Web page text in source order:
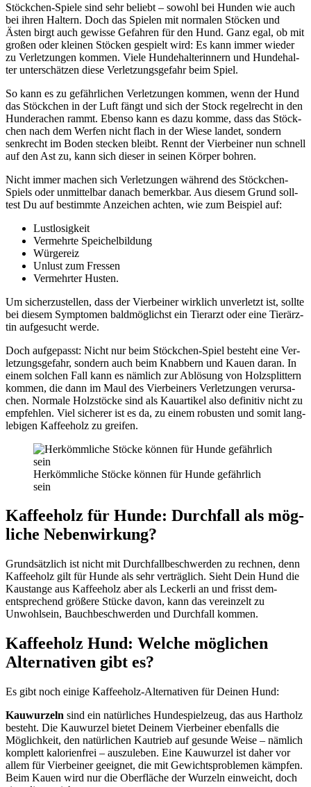
Stöck­chen-Spie­le sind sehr beliebt – sowohl bei Hun­den wie auch
bei ihren Hal­tern. Doch das Spie­len mit nor­ma­len Stö­cken und
Ästen birgt auch gewis­se Gefah­ren für den Hund. Ganz egal, ob mit
gro­ßen oder klei­nen Stö­cken gespielt wird: Es kann immer wie­der
zu Ver­let­zun­gen kom­men. Vie­le Hun­de­halt­erin­nern und Hun­de­hal­
ter unter­schät­zen die­se Ver­let­zungs­ge­fahr beim Spiel.
So kann es zu gefähr­li­chen Ver­let­zun­gen kom­men, wenn der Hund
das Stöck­chen in der Luft fängt und sich der Stock regel­recht in den
Hun­der­a­chen rammt. Eben­so kann es dazu kom­me, dass das Stöck­
chen nach dem Wer­fen nicht flach in der Wie­se lan­det, son­dern
senk­recht im Boden ste­cken bleibt. Rennt der Vier­bei­ner nun schnell
auf den Ast zu, kann sich die­ser in sei­nen Kör­per boh­ren.
Nicht immer machen sich Ver­let­zun­gen wäh­rend des Stöck­chen-
Spiels oder unmit­tel­bar danach bemerk­bar. Aus die­sem Grund soll­
test Du auf bestimm­te Anzei­chen ach­ten, wie zum Bei­spiel auf:
Lust­lo­sig­keit
Ver­mehr­te Spei­chel­bil­dung
Wür­ge­reiz
Unlust zum Fres­sen
Ver­mehr­ter Hus­ten.
Um sicher­zu­stel­len, dass der Vier­bei­ner wirk­lich unver­letzt ist, soll­te
bei die­sem Sym­pto­men bald­mög­lichst ein Tier­arzt oder eine Tier­ärz­
tin auf­ge­sucht wer­de.
Doch auf­ge­passt: Nicht nur beim Stöck­chen-Spiel besteht eine Ver­
let­zungs­ge­fahr, son­dern auch beim Knab­bern und Kau­en dar­an. In
einem sol­chen Fall kann es näm­lich zur Ablö­sung von Holz­split­tern
kom­men, die dann im Maul des Vier­bei­ners Ver­let­zun­gen ver­ur­sa­
chen. Nor­ma­le Holz­stö­cke sind als Kau­ar­ti­kel also defi­ni­tiv nicht zu
emp­feh­len. Viel siche­rer ist es da, zu einem robus­ten und somit lang­
le­bi­gen Kaf­fee­holz zu grei­fen.
Her­kömm­li­che Stö­cke kön­nen für Hun­de gefähr­lich
sein
Kaf­fee­holz für Hun­de: Durch­fall als mög­
li­che Neben­wir­kung?
Grund­sätz­lich ist nicht mit Durch­fall­be­schwer­den zu rech­nen, denn
Kaf­fee­holz gilt für Hun­de als sehr ver­träg­lich. Sieht Dein Hund die
Kau­stan­ge aus Kaf­fee­holz aber als Lecker­li an und frisst dem­
entspre­chend grö­ße­re Stü­cke davon, kann das ver­ein­zelt zu
Unwohl­sein, Bauch­be­schwer­den und Durch­fall kom­men.
Kaf­fee­holz Hund: Wel­che mög­li­chen
Alter­na­ti­ven gibt es?
Es gibt noch eini­ge Kaf­fee­holz-Alter­na­ti­ven für Dei­nen Hund:
Kau­wur­zeln sind ein natür­li­ches Hun­de­spiel­zeug, das aus Hart­holz
besteht. Die Kau­wur­zel bie­tet Dei­nem Vier­bei­ner eben­falls die
Mög­lich­keit, den natür­li­chen Kau­trieb auf gesun­de Wei­se – näm­lich
kom­plett kalo­rien­frei – aus­zu­le­ben. Eine Kau­wur­zel ist daher vor
allem für Vier­bei­ner geeig­net, die mit Gewichts­pro­ble­men kämp­fen.
Beim Kau­en wird nur die Ober­flä­che der Wur­zeln ein­weicht, doch